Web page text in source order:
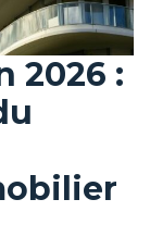
2026 :